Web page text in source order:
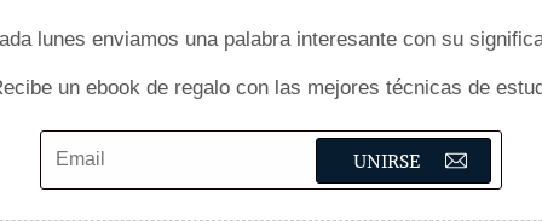
lunes enviamos una palabra interesante con su
un ebook de regalo con las mejores técnicas de